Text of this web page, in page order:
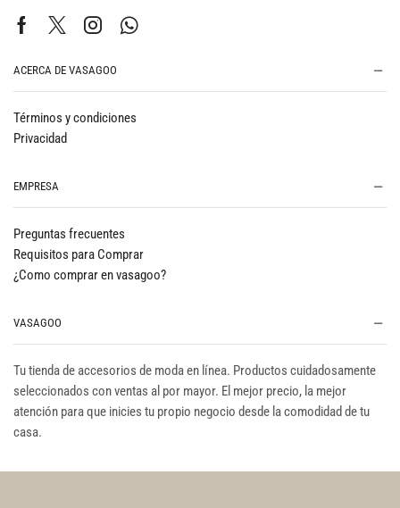
ACERCA DE VASAGOO
Términos y condiciones
Privacidad
EMPRESA
Preguntas frecuentes
Requisitos para Comprar
¿Como comprar en vasagoo?
VASAGOO
Tu tienda de accesorios de moda en línea. Productos cuidadosamente
seleccionados con ventas al por mayor. El mejor precio, la mejor
atención para que inicies tu propio negocio desde la comodidad de tu
casa.